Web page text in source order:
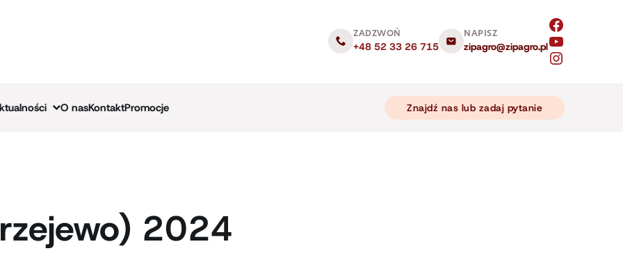
ZADZWOŃ
+48 52 33 26 715
NAPISZ
zipagro@zipagro.pl
O nasKontaktPromocje Znajdź nas lub zadaj pytanie
2024